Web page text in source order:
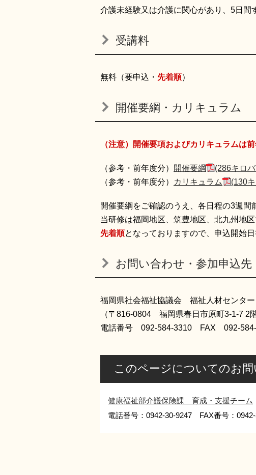
介護未経験又は介護に関心があり、5日間
受講料
無料（要申込・ 先着順）
開催要綱・カリキュラム
（注意）開催要項およびカリキュラムは
（参考・前年度分） 開催要綱
(286キロ
（参考・前年度分）
カリキュラム (130
開催要綱をご確認のうえ、各日程の3週間
当研修は福岡地区、筑豊地区、北九州地区
先着順となっておりますので、申込開始
お問い合わせ・参加申込先
福岡県社会福祉協議会 福祉人材センター
（〒816-0804 福岡県春日市原町3-1-7 2階
電話番号 092-584-3310 FAX 092-
このページについてのお
健康福祉部介護保険課 育成・支援チーム
電話番号：0942-30-9247 FAX番号：